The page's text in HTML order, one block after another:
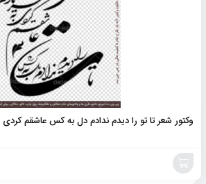
وکتور شعر تا تو را دیدم ندادم دل به کس عاشقم کردی